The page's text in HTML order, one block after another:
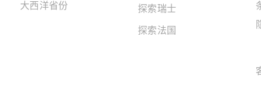
大西洋省份
探索瑞士
探索法国